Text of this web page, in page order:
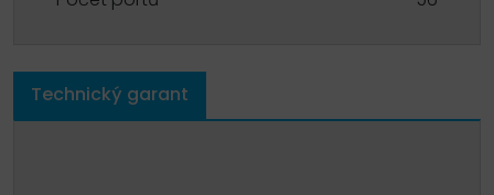
Technický garant